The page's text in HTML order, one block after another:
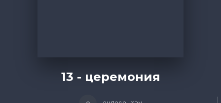
13 - церемония
воспроизведения